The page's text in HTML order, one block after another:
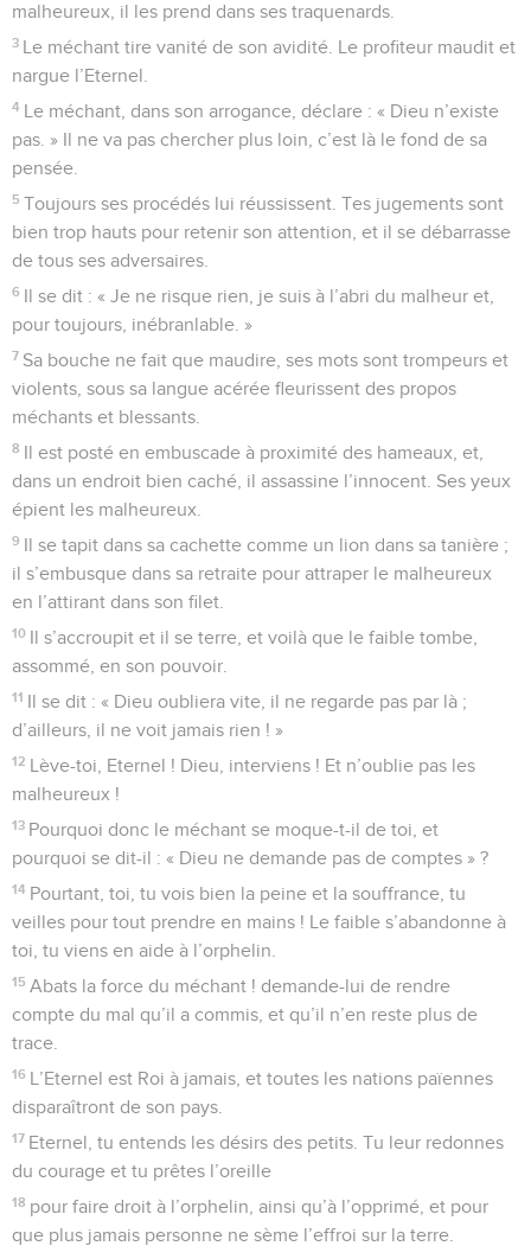
malheureux, il les prend dans ses traquenards.
3 Le méchant tire vanité de son avidité. Le profiteur maudit et
nargue l’Eternel.
4 Le méchant, dans son arrogance, déclare : « Dieu n’existe
pas. » Il ne va pas chercher plus loin, c’est là le fond de sa
pensée.
5 Toujours ses procédés lui réussissent. Tes jugements sont
bien trop hauts pour retenir son attention, et il se débarrasse
de tous ses adversaires.
6 Il se dit : « Je ne risque rien, je suis à l’abri du malheur et,
pour toujours, inébranlable. »
7 Sa bouche ne fait que maudire, ses mots sont trompeurs et
violents, sous sa langue acérée fleurissent des propos
méchants et blessants.
8 Il est posté en embuscade à proximité des hameaux, et,
dans un endroit bien caché, il assassine l’innocent. Ses yeux
épient les malheureux.
9 Il se tapit dans sa cachette comme un lion dans sa tanière ;
il s’embusque dans sa retraite pour attraper le malheureux
en l’attirant dans son filet.
10 Il s’accroupit et il se terre, et voilà que le faible tombe,
assommé, en son pouvoir.
11 Il se dit : « Dieu oubliera vite, il ne regarde pas par là ;
d’ailleurs, il ne voit jamais rien ! »
12 Lève-toi, Eternel ! Dieu, interviens ! Et n’oublie pas les
malheureux !
13 Pourquoi donc le méchant se moque-t-il de toi, et
pourquoi se dit-il : « Dieu ne demande pas de comptes » ?
14 Pourtant, toi, tu vois bien la peine et la souffrance, tu
veilles pour tout prendre en mains ! Le faible s’abandonne à
toi, tu viens en aide à l’orphelin.
15 Abats la force du méchant ! demande-lui de rendre
compte du mal qu’il a commis, et qu’il n’en reste plus de
trace.
16 L’Eternel est Roi à jamais, et toutes les nations païennes
disparaîtront de son pays.
17 Eternel, tu entends les désirs des petits. Tu leur redonnes
du courage et tu prêtes l’oreille
18 pour faire droit à l’orphelin, ainsi qu’à l’opprimé, et pour
que plus jamais personne ne sème l’effroi sur la terre.